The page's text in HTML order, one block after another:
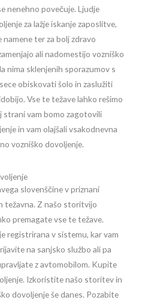
nenehno povečuje. Ljudje
za lažje iskanje zaposlitve,
ter za bolj zdravo
ali nadomestijo vozniško
nima sklenjenih sporazumov s
obiskovati šolo in zaslužiti
Vse te težave lahko rešimo
vam bomo zagotovili
in vam olajšali vsakodnevna
vozniško dovoljenje.
slovenščine v priznani
težavna. Z našo storitvijo
premagate vse te težave.
registrirana v sistemu, kar vam
na sanjsko službo ali pa
z avtomobilom. Kupite
Izkoristite našo storitev in
dovoljenje še danes. Pozabite